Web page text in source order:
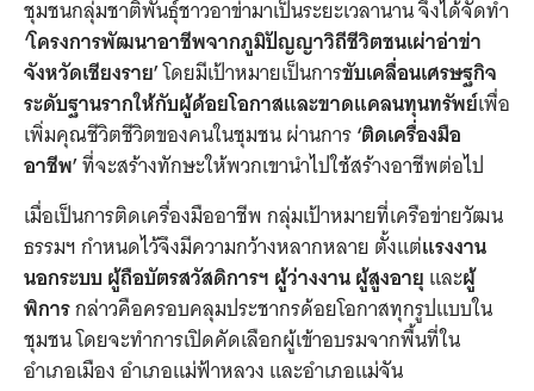
ชุมชนกลุ่มชาติพันธุ์ชาวอาข่ามาเป็นระยะเวลานาน จึงได้จัดทำ
‘โครงการพัฒนาอาชีพจากภูมิปัญญาวิถีชีวิตชนเผ่าอ่าข่า
จังหวัดเชียงราย’โดยมีเป้าหมายเป็นการขับเคลื่อนเศรษฐกิจ
ระดับฐานรากให้กับผู้ด้อยโอกาสและขาดแคลนทุนทรัพย์เพื่อ
เพิ่มคุณชีวิตชีวิตของคนในชุมชน ผ่านการ‘ติดเครื่องมือ
อาชีพ’ที่จะสร้างทักษะให้พวกเขานำไปใช้สร้างอาชีพต่อไป
เมื่อเป็นการติดเครื่องมืออาชีพ กลุ่มเป้าหมายที่เครือข่ายวัฒน
ธรรมฯ กำหนดไว้จึงมีความกว้างหลากหลาย ตั้งแต่แรงงาน
นอกระบบ ผู้ถือบัตรสวัสดิการฯ ผู้ว่างงาน ผู้สูงอายุ และผู้
พิการกล่าวคือครอบคลุมประชากรด้อยโอกาสทุกรูปแบบใน
ชุมชน โดยจะทำการเปิดคัดเลือกผู้เข้าอบรมจากพื้นที่ใน
อำเภอเมือง อำเภอแม่ฟ้าหลวง และอำเภอแม่จัน